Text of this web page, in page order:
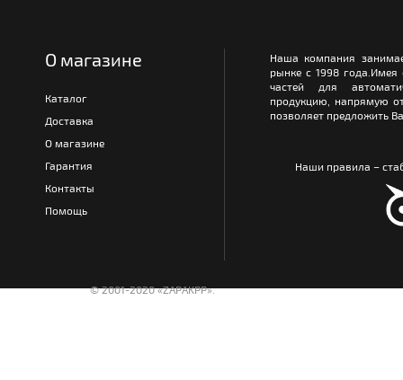
О магазине
Каталог
Доставка
О магазине
Гарантия
Контакты
Помощь
Наша компания
рынке с 1998
частей для
продукцию, напрямую
позволяет предложить
Наши правила –
© 2001-2020 «ZAPAKPP».